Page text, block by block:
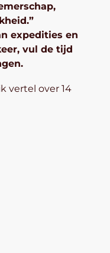
expedities en
vul de tijd
vertel over 14